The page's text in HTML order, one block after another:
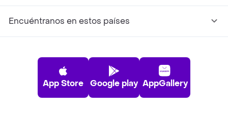
Encuéntranos en estos países
App Store Google play AppGallery